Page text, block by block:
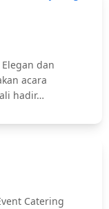
dan
acara
hadir…
Catering